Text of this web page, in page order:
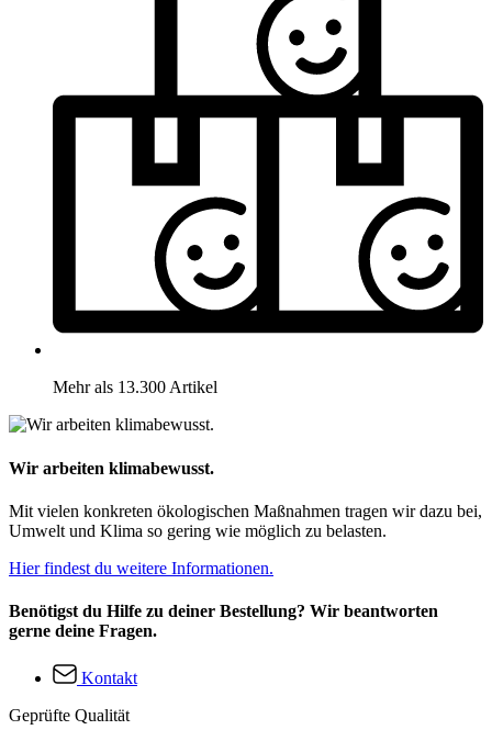
Mehr als 13.300 Artikel
Wir arbeiten klimabewusst.
Mit vielen konkreten ökologischen Maßnahmen tragen wir dazu bei,
Umwelt und Klima so gering wie möglich zu belasten.
Hier findest du weitere Informationen.
Benötigst du Hilfe zu deiner Bestellung? Wir beantworten
gerne deine Fragen.
Kontakt
Geprüfte Qualität